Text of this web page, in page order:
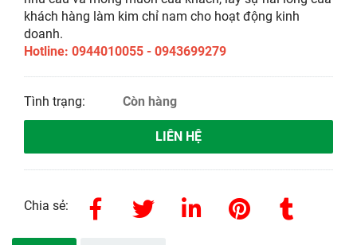
khách hàng làm kim chỉ nam cho hoạt động kinh
doanh.
Hotline: 0944010055 - 0943699279
Tình trạng: Còn hàng
LIÊN HỆ
Chia sẻ: